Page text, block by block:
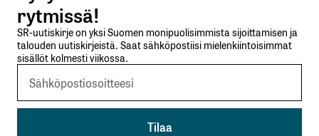
rytmissä!
SR-uutiskirje on yksi Suomen monipuolisimmista sijoittamisen ja
talouden uutiskirjeistä. Saat sähköpostiisi mielenkiintoisimmat
sisällöt kolmesti viikossa.